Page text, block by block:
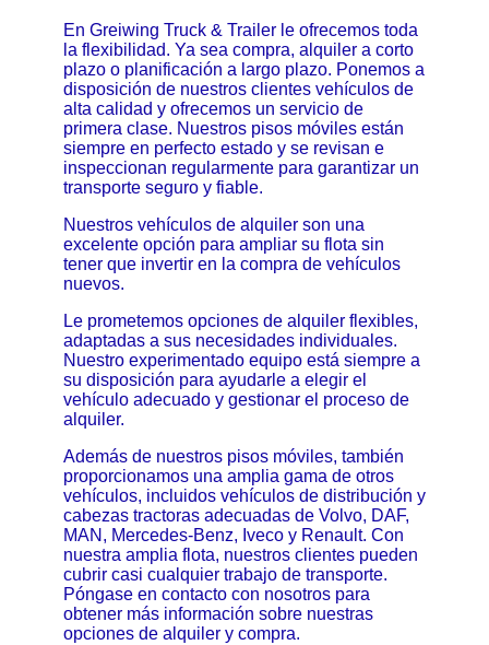
En Greiwing Truck & Trailer le ofrecemos toda
la flexibilidad. Ya sea compra, alquiler a corto
plazo o planificación a largo plazo. Ponemos a
disposición de nuestros clientes vehículos de
alta calidad y ofrecemos un servicio de
primera clase. Nuestros pisos móviles están
siempre en perfecto estado y se revisan e
inspeccionan regularmente para garantizar un
transporte seguro y fiable.
Nuestros vehículos de alquiler son una
excelente opción para ampliar su flota sin
tener que invertir en la compra de vehículos
nuevos.
Le prometemos opciones de alquiler flexibles,
adaptadas a sus necesidades individuales.
Nuestro experimentado equipo está siempre a
su disposición para ayudarle a elegir el
vehículo adecuado y gestionar el proceso de
alquiler.
Además de nuestros pisos móviles, también
proporcionamos una amplia gama de otros
vehículos, incluidos vehículos de distribución y
cabezas tractoras adecuadas de Volvo, DAF,
MAN, Mercedes-Benz, Iveco y Renault. Con
nuestra amplia flota, nuestros clientes pueden
cubrir casi cualquier trabajo de transporte.
Póngase en contacto con nosotros para
obtener más información sobre nuestras
opciones de alquiler y compra.